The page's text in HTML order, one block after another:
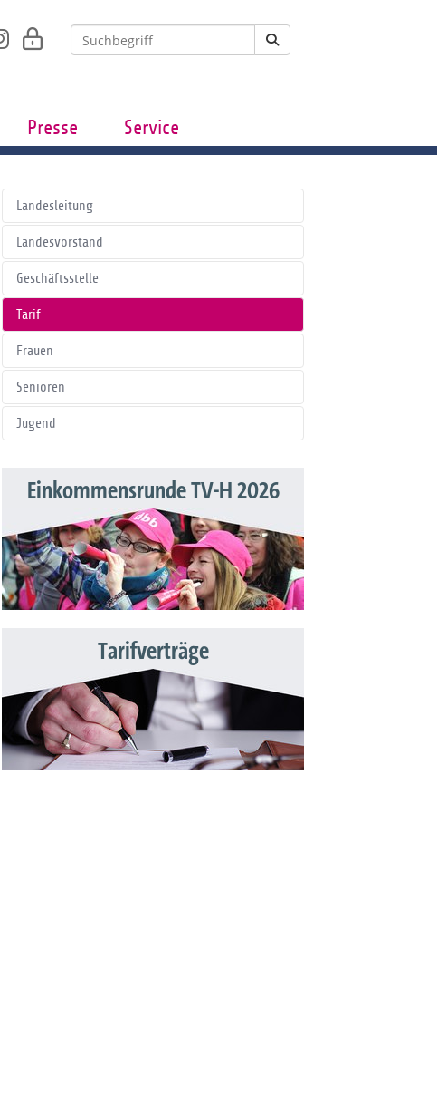
Presse Service
Landesleitung
Landesvorstand
Geschäftsstelle
Tarif
Frauen
Senioren
Jugend
Einkommensrunde TV-H 2026
Tarifverträge